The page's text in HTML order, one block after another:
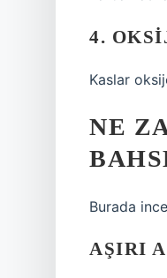
4.
Kaslar
NE
Burada
AŞIRI